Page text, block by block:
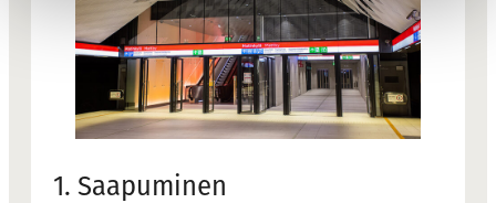
1. Saapuminen